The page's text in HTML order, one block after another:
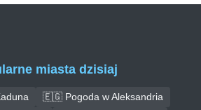
miasta dzisiaj
🇪🇬 Pogoda w Aleksandria